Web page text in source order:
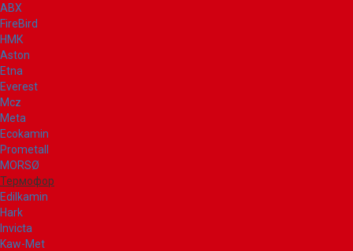
ABX
FireBird
НМК
Aston
Etna
Everest
Mcz
Meta
Ecokamin
Prometall
MORSØ
Термофор
Edilkamin
Hark
Invicta
Kaw-Met